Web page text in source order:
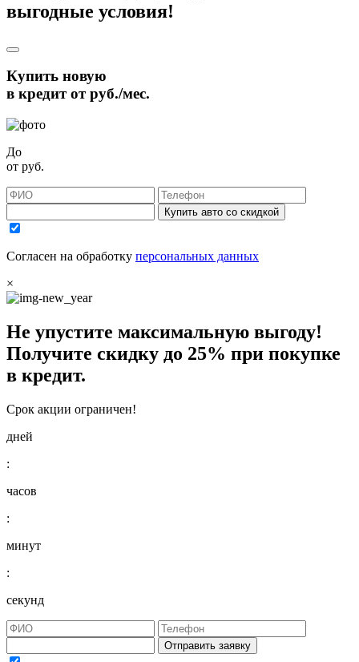
выгодные условия!
Купить новую
в кредит отруб./мес.
До
от руб.
Купить авто со скидкой
Согласен на обработку персональных данных
×
Не упустите максимальную выгоду!
Получите скидку до 25% при покупке
в кредит.
Срок акции ограничен!
дней
:
часов
:
минут
:
секунд
Отправить заявку